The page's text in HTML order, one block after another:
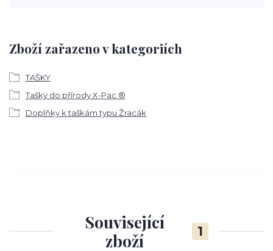
Zboží zařazeno v kategoriích
TAŠKY
Tašky do přírody X-Pac ®
Doplňky k taškám typu Žracák
Související
zboží
1